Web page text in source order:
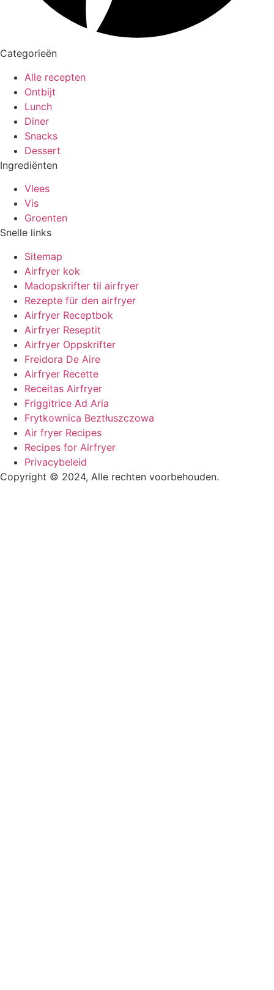
Categorieën
Alle recepten
Ontbijt
Lunch
Diner
Snacks
Dessert
Ingrediënten
Vlees
Vis
Groenten
Snelle links
Sitemap
Airfryer kok
Madopskrifter til airfryer
Rezepte für den airfryer
Airfryer Receptbok
Airfryer Reseptit
Airfryer Oppskrifter
Freidora De Aire
Airfryer Recette
Receitas Airfryer
Friggitrice Ad Aria
Frytkownica Beztłuszczowa
Air fryer Recipes
Recipes for Airfryer
Privacybeleid
Copyright © 2024, Alle rechten voorbehouden.